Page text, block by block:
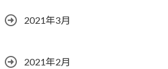
2021年3月
2021年2月